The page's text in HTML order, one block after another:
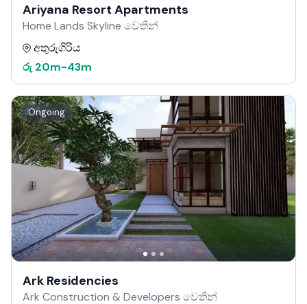
Ariyana Resort Apartments
Home Lands Skyline වෙතින්
අතුරුගිරිය
රු 20m-43m
Ongoing
Ark Residencies
Ark Construction & Developers වෙතින්